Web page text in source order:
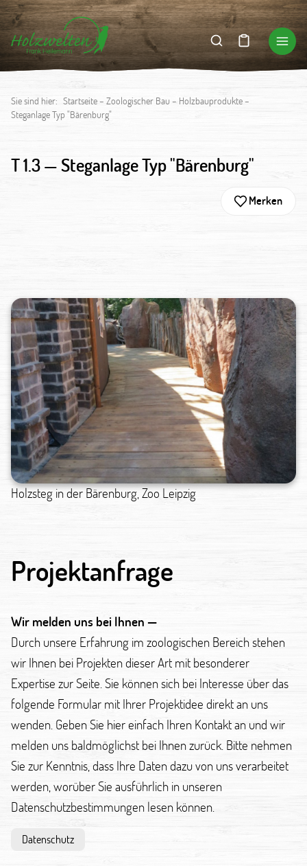
Sie sind hier: Startseite– Zoologischer Bau– Holzbauprodukte –
Steganlage Typ "Bärenburg"
T 1.3 —Steganlage Typ "Bärenburg"
Merken
Holzsteg in der Bärenburg, Zoo Leipzig
Projektanfrage
Wir melden uns bei Ihnen —
Durch unsere Erfahrung im zoologischen Bereich stehen
wir Ihnen bei Projekten dieser Art mit besonderer
Expertise zur Seite. Sie können sich bei Interesse über das
folgende Formular mit Ihrer Projektidee direkt an uns
wenden. Geben Sie hier einfach Ihren Kontakt an und wir
melden uns baldmöglichst bei Ihnen zurück. Bitte nehmen
Sie zur Kenntnis, dass Ihre Daten dazu von uns verarbeitet
werden, worüber Sie ausführlich in unseren
Datenschutzbestimmungen lesen können.
Datenschutz